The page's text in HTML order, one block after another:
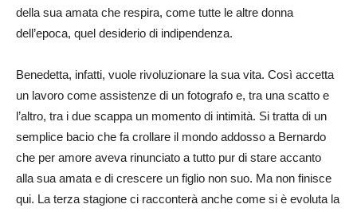
della sua amata che respira, come tutte le altre donna
dell’epoca, quel desiderio di indipendenza.
Benedetta, infatti, vuole rivoluzionare la sua vita. Così accetta
un lavoro come assistenze di un fotografo e, tra una scatto e
l’altro, tra i due scappa un momento di intimità. Si tratta di un
semplice bacio che fa crollare il mondo addosso a Bernardo
che per amore aveva rinunciato a tutto pur di stare accanto
alla sua amata e di crescere un figlio non suo. Ma non finisce
qui. La terza stagione ci racconterà anche come si è evoluta la